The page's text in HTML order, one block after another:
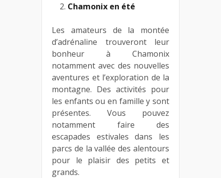
Chamonix en été
Les amateurs de la montée
d’adrénaline trouveront leur
bonheur à Chamonix
notamment avec des nouvelles
aventures et l’exploration de la
montagne. Des activités pour
les enfants ou en famille y sont
présentes. Vous pouvez
notamment faire des
escapades estivales dans les
parcs de la vallée des alentours
pour le plaisir des petits et
grands.